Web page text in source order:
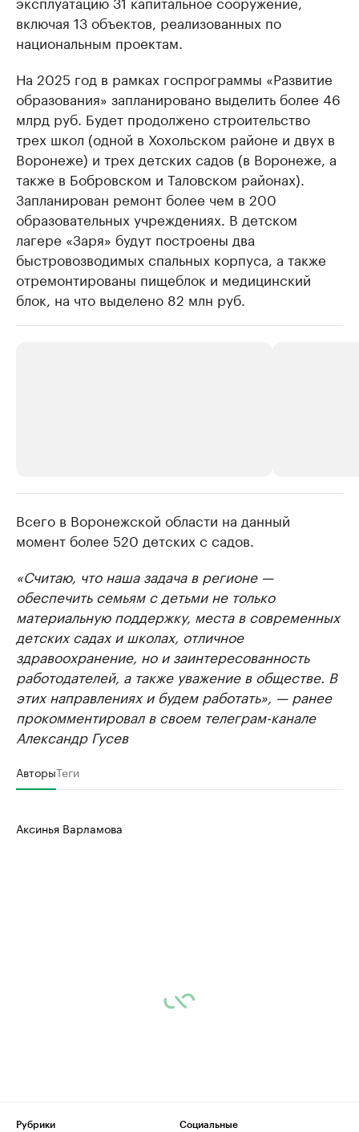
включая 13 объектов, реализованных по
национальным проектам.
На 2025 год в рамках госпрограммы «Развитие
образования» запланировано выделить более 46
млрд руб. Будет продолжено строительство
трех школ (одной в Хохольском районе и двух в
Воронеже) и трех детских садов (в Воронеже, а
также в Бобровском и Таловском районах).
Запланирован ремонт более чем в 200
образовательных учреждениях. В детском
лагере «Заря» будут построены два
быстровозводимых спальных корпуса, а также
отремонтированы пищеблок и медицинский
блок, на что выделено 82 млн руб.
Делитесь новостями бизнеса на РБК
бренды спикеров бизнеса
Посмотрите
Всего в Воронежской области на данный
момент более 520 детских с садов.
«Считаю, что наша задача в регионе —
обеспечить семьям с детьми не только
материальную поддержку, места в современных
детских садах и школах, отличное
здравоохранение, но и заинтересованность
работодателей, а также уважение в обществе. В
этих направлениях и будем работать», — ранее
прокомментировал в своем телеграм-канале
Александр Гусев
АвторыТеги
Аксинья Варламова
Рубрики
Социальные